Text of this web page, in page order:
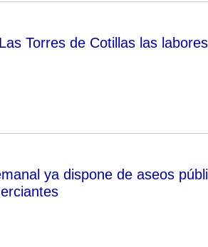
Torres de Cotillas las
ya dispone de aseos